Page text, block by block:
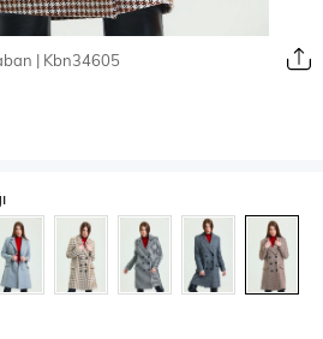
Crop & Büstiyer
| Kbn34605